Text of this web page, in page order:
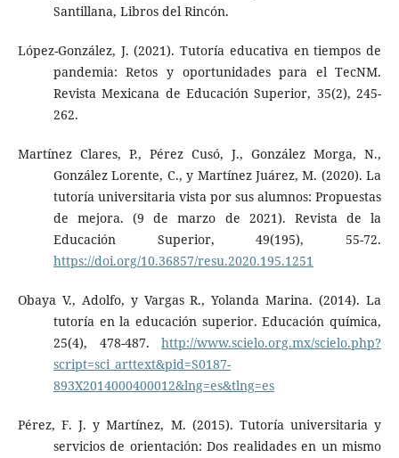
Santillana, Libros del Rincón.
López-González, J. (2021). Tutoría educativa en tiempos de
pandemia: Retos y oportunidades para el TecNM.
Revista Mexicana de Educación Superior, 35(2), 245-
262.
Martínez Clares, P., Pérez Cusó, J., González Morga, N.,
González Lorente, C., y Martínez Juárez, M. (2020). La
tutoría universitaria vista por sus alumnos: Propuestas
de mejora. (9 de marzo de 2021). Revista de la
Educación Superior, 49(195), 55-72.
https://doi.org/10.36857/resu.2020.195.1251
Obaya V., Adolfo, y Vargas R., Yolanda Marina. (2014). La
tutoría en la educación superior. Educación química,
25(4), 478-487.http://www.scielo.org.mx/scielo.php?
script=sci_arttext&pid=S0187-
893X2014000400012&lng=es&tlng=es
Pérez, F. J. y Martínez, M. (2015). Tutoría universitaria y
servicios de orientación: Dos realidades en un mismo